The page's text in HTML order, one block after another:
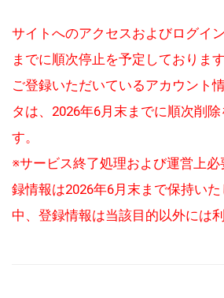
サイトへのアクセスおよびログイ
までに順次停止を予定しております
ご登録いただいているアカウント
タは、2026年6月末までに順次削
す。
※サービス終了処理および運営上
録情報は2026年6月末まで保持い
中、登録情報は当該目的以外には